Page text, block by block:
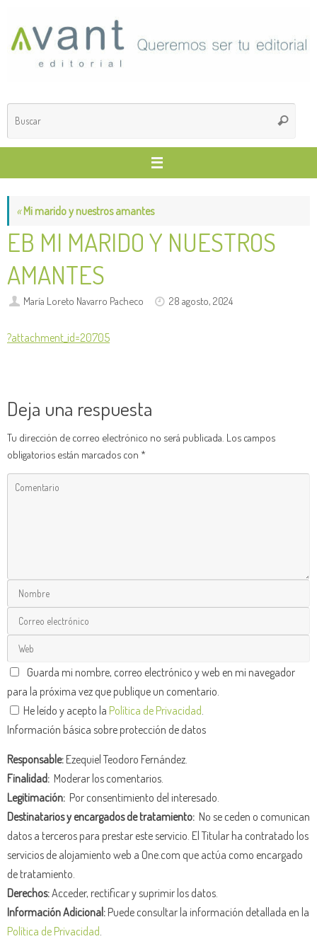
contenido
Buscar
«Mi marido y nuestros amantes
EB MI MARIDO Y NUESTROS
AMANTES
María Loreto Navarro Pacheco 28 agosto, 2024
?attachment_id=20705
Deja una respuesta
Tu dirección de correo electrónico no será publicada. Los campos
obligatorios están marcados con *
Guarda mi nombre, correo electrónico y web en mi navegador
para la próxima vez que publique un comentario.
He leído y acepto la Política de Privacidad
Información básica sobre protección de datos
Responsable:Ezequiel Teodoro Fernández.
Finalidad: Moderar los comentarios.
Legitimación: Por consentimiento del interesado.
Destinatarios y encargados de tratamiento: No se ceden o comunican
datos a terceros para prestar este servicio. El Titular ha contratado los
servicios de alojamiento web a One.com que actúa como encargado
de tratamiento.
Derechos:Acceder, rectificar y suprimir los datos.
Información Adicional:Puede consultar la información detallada en la
Política de Privacidad